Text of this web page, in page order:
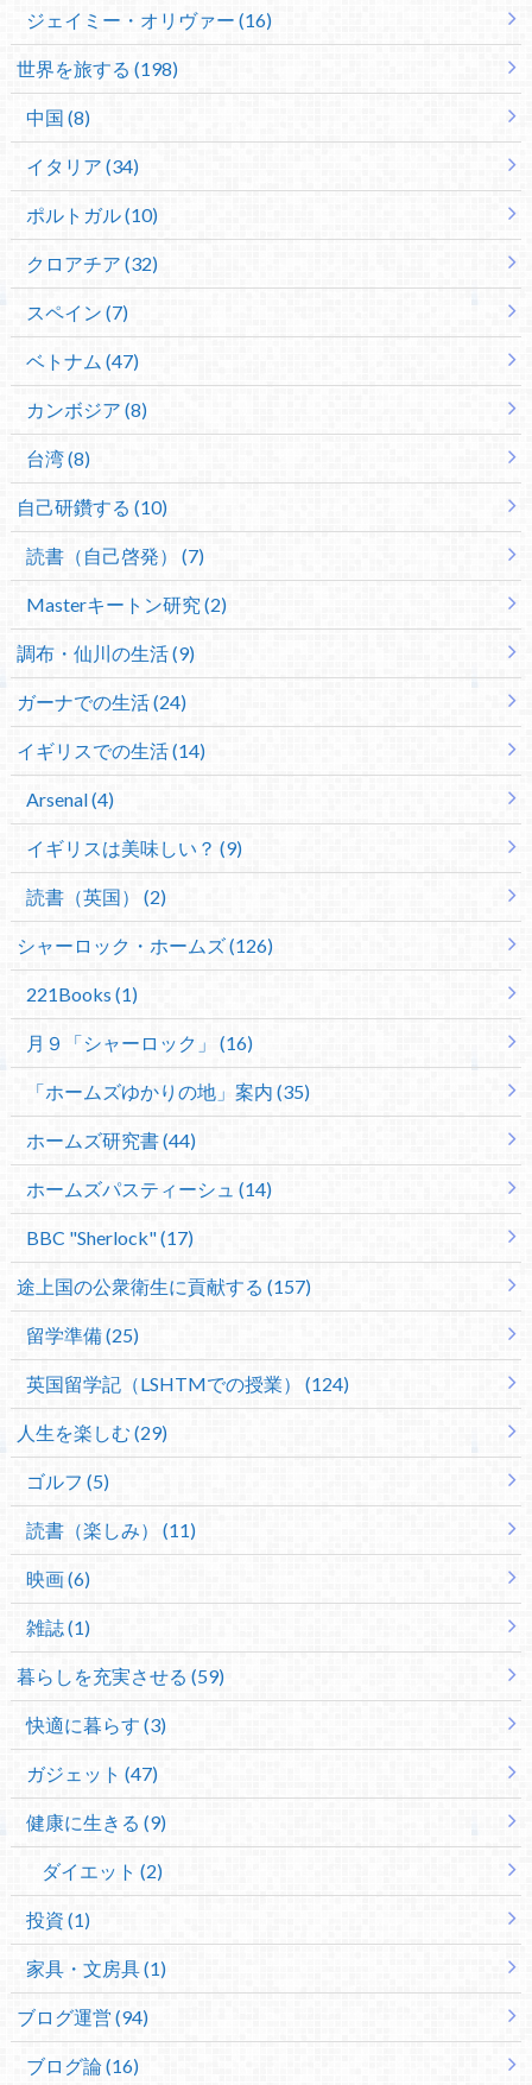
ジェイミー・オリヴァー (16)
世界を旅する (198)
中国 (8)
イタリア (34)
ポルトガル (10)
クロアチア (32)
スペイン (7)
ベトナム (47)
カンボジア (8)
台湾 (8)
自己研鑽する (10)
読書（自己啓発） (7)
Masterキートン研究 (2)
調布・仙川の生活 (9)
ガーナでの生活 (24)
イギリスでの生活 (14)
Arsenal (4)
イギリスは美味しい？ (9)
読書（英国） (2)
シャーロック・ホームズ (126)
221Books (1)
月９「シャーロック」 (16)
「ホームズゆかりの地」案内 (35)
ホームズ研究書 (44)
ホームズパスティーシュ (14)
BBC "Sherlock" (17)
途上国の公衆衛生に貢献する (157)
留学準備 (25)
英国留学記（LSHTMでの授業） (124)
人生を楽しむ (29)
ゴルフ (5)
読書（楽しみ） (11)
映画 (6)
雑誌 (1)
暮らしを充実させる (59)
快適に暮らす (3)
ガジェット (47)
健康に生きる (9)
ダイエット (2)
投資 (1)
家具・文房具 (1)
ブログ運営 (94)
ブログ論 (16)